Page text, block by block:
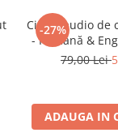
pasivă.
trenurile,
durabilă,
-27%
Cititor audio de
- Română &
(224 carduri /
79,00 Lei
ADAUGA IN